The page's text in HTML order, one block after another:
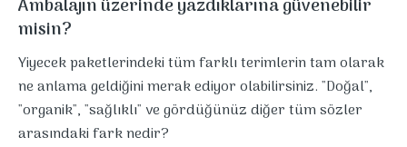
Ambalajın üzerinde yazdıklarına güvenebilir
misin?
Yiyecek paketlerindeki tüm farklı terimlerin tam olarak
ne anlama geldiğini merak ediyor olabilirsiniz. "Doğal",
"organik", "sağlıklı" ve gördüğünüz diğer tüm sözler
arasındaki fark nedir?